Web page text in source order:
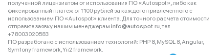
полученной лицензиатом от использования ПО «Autospot», либо как
фиксированный платеж от 1100 рублей за каждого привлеченного с
использованием ПО «Autospot» клиента. Для точного расчета стоимости
отправьте заявку нашим менеджерам info@autospot.ru, тел.
+78003020583
ПО разработано с использованием технологий: PHP 8, MySQL 8, Angular,
Symfony framework, Yii2 framework.